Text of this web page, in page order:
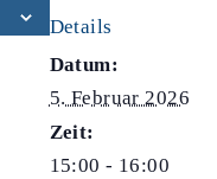
Details
Datum:
5. Februar 2026
Zeit:
15:00 - 16:00